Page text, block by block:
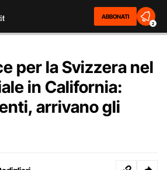
ABBONATI
2
per la Svizzera nel
in California:
arrivano gli